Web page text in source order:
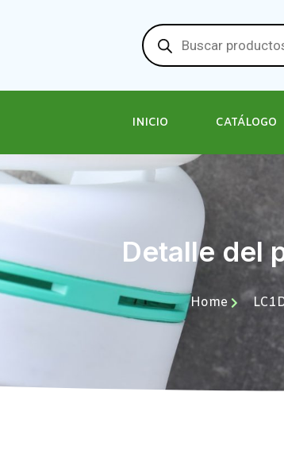
INICIO CATÁLOGO
Detalle del
Home